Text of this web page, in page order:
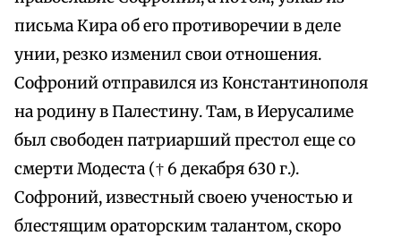
письма Кира об его противоречии в деле
унии, резко изменил свои отношения.
Софроний отправился из Константинополя
на родину в Палестину. Там, в Иерусалиме
был свободен патриарший престол еще со
смерти Модеста († 6 декабря 630 г.).
Софроний, известный своею ученостью и
блестящим ораторским талантом, скоро